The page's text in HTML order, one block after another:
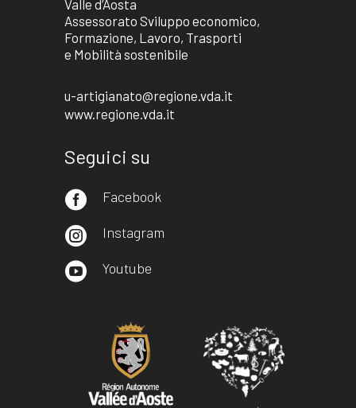
Valle d’Aosta
Assessorato Sviluppo economico,
Formazione, Lavoro, Trasporti
e Mobilità sostenibile
u-artigianato@regione.vda.it
www.regione.vda.it
Seguici su
 Facebook
 Instagram
 Youtube